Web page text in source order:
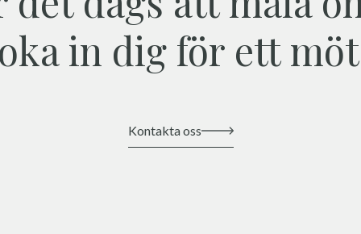
in dig för ett
Kontakta oss